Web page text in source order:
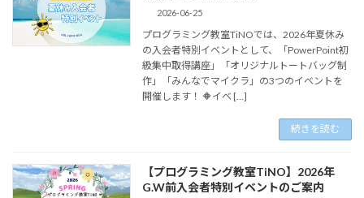
2026-06-25
プログラミング教室TiNOでは、2026年夏休み
の入会者特別イベントとして、「PowerPoint初
級集中取得講座」「オリジナルトートバッグ制
作」「みんなでマイクラ」の3つのイベントを
開催します！ 🔶イベ […]
続きを読む
【プログラミング教室TiNO】2026年
G.W前入会者特別イベントのご案内